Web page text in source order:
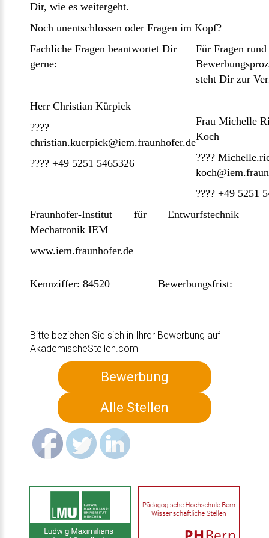
Dir, wie es weitergeht.
Noch unentschlossen oder Fragen im Kopf?
Fachliche Fragen beantwortet Dir
gerne:
Herr Christian Kürpick
????
christian.kuerpick@iem.fraunhofer.de
???? +49 5251 5465326
Für Fragen
steht Dir zur
Frau Michelle
Koch
????
???? +49 5251
Fraunhofer-Institut für Entwurfstechnik
Mechatronik IEM
www.iem.fraunhofer.de
Kennziffer: 84520 Bewerbungsfrist:
Bitte beziehen Sie sich in Ihrer Bewerbung auf
AkademischeStellen.com
Bewerbung
Alle Stellen